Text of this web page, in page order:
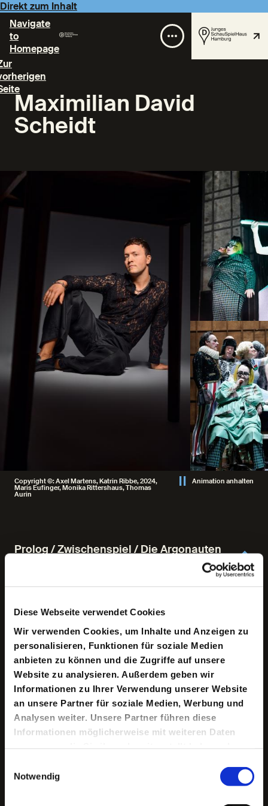
Diese Webseite verwendet Cookies
Wir verwenden Cookies, um Inhalte und Anzeigen zu
personalisieren, Funktionen für soziale Medien
anbieten zu können und die Zugriffe auf unsere
Website zu analysieren. Außerdem geben wir
Informationen zu Ihrer Verwendung unserer Website
an unsere Partner für soziale Medien, Werbung und
Analysen weiter. Unsere Partner führen diese
Informationen möglicherweise mit weiteren Daten
gesammelt haben.
Notwendig
Direkt zum Inhalt
Navigate
to
Homepage
Maximilian David
Scheidt
Copyright ©: Axel Martens, Katrin Ribbe, 2024,
Maris Eufinger, Monika Rittershaus, Thomas
Aurin
Animation anhalten
Prolog / Zwischenspiel / Die Argonauten
FREMDE SONNE I / PremierenAbo
Prolog / Zwischenspiel / Die Argonauten
FREMDE SONNE I/10/10/2026 / 19.00 Uhr /
SchauSpielHaus
A Perfect Sky
14/10/2026 / 19.30 Uhr / SchauSpielHaus
Prolog / Zwischenspiel / Die Argonauten
FREMDE SONNE I / WochenendAbo
Prolog / Zwischenspiel / Die Argonauten